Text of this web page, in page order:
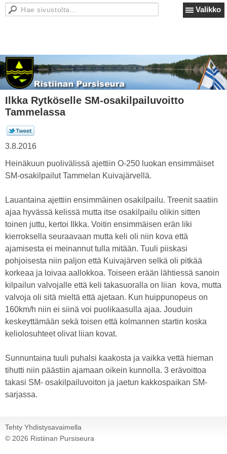
Valikko
Ilkka Rytköselle SM-osakilpailuvoitto
Tammelassa
3.8.2016
Heinäkuun puolivälissä ajettiin O-250 luokan ensimmäiset
SM-osakilpailut Tammelan Kuivajärvellä.
Lauantaina ajettiin ensimmäinen osakilpailu. Treenit saatiin
ajaa hyvässä kelissä mutta itse osakilpailu olikin sitten
toinen juttu, kertoi Ilkka. Voitin ensimmäisen erän liki
kierroksella seuraavaan mutta keli oli niin kova että
ajamisesta ei meinannut tulla mitään. Tuuli piiskasi
pohjoisesta niin paljon että Kuivajärven selkä oli pitkää
korkeaa ja loivaa aallokkoa. Toiseen erään lähtiessä sanoin
kilpailun valvojalle että keli takasuoralla on liian kova, mutta
valvoja oli sitä mieltä että ajetaan. Kun huippunopeus on
160km/h niin ei siinä voi puolikaasulla ajaa. Jouduin
keskeyttämään sekä toisen että kolmannen startin koska
keliolosuhteet olivat liian kovat.
Sunnuntaina tuuli puhalsi kaakosta ja vaikka vettä hieman
tihutti niin päästiin ajamaan oikein kunnolla. 3 erävoittoa
takasi SM- osakilpailuvoiton ja jaetun kakkospaikan SM-
sarjassa.
Tehty Yhdistysavaimella
© 2026 Ristiinan Pursiseura